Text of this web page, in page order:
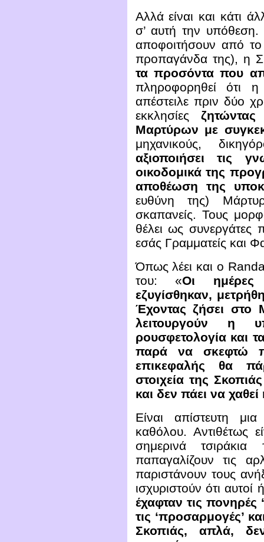
Αλλά είναι και κάτι
σ’ αυτή την
αποφοιτήσουν από
προπαγάνδα της), η
τα προσόντα που
πληροφορηθεί ότι
απέστειλε πριν δύο
εκκλησίες
Μαρτύρων με
μηχανικούς,
αξιοποιήσει τις
οικοδομικά της
αποθέωση της
ευθύνη της)
σκαπανείς. Τους
θέλει ως συνεργάτες
εσάς Γραμματείς και
Όπως λέει και ο
του: «Οι ημέρες
εζυγίσθηκαν,
Έχοντας ζήσει στο
λειτουργούν η
ρουσφετολογία και
παρά να σκεφτώ
επικεφαλής θα
στοιχεία της
και δεν πάει να
Είναι απίστευτη
καθόλου. Αντιθέτως
σημερινά
παπαγαλίζουν τις
παριστάνουν τους
ισχυριστούν ότι αυτοί
έχαφταν τις πονηρές
τις ‘προσαρμογές’
Σκοπιάς, απλά,